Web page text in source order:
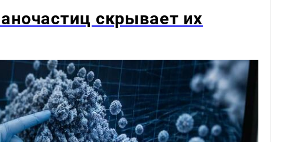
скрывает их